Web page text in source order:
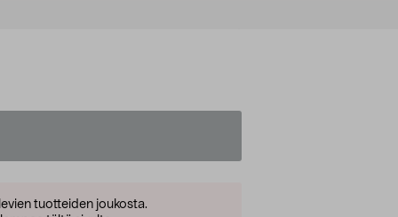
tuotteiden joukosta.